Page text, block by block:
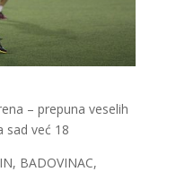
– prepuna veselih
a sad već 18
BADOVINAC,